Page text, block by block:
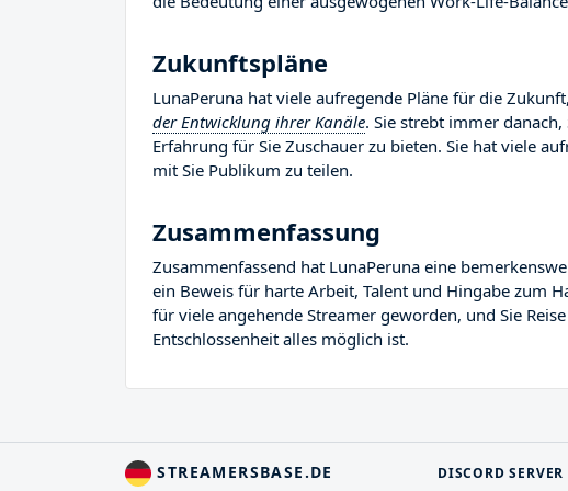
Zukunftspläne
LunaPeruna hat viele aufregende Pläne für die
der Entwicklung ihrer Kanäle. Sie strebt immer
Erfahrung für Sie Zuschauer zu bieten. Sie hat viele
mit Sie Publikum zu teilen.
Zusammenfassung
Zusammenfassend hat LunaPeruna eine
ein Beweis für harte Arbeit, Talent und Hingabe zum
für viele angehende Streamer geworden, und Sie
Entschlossenheit alles möglich ist.
STREAMERSBASE.DE DISCORD SERVER